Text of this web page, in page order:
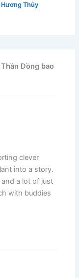
Thủy
Đồng bao
clever
into a story.
a lot of just
with buddies